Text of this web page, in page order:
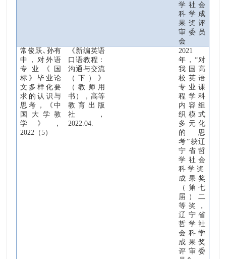
学社会
科学成
果奖评
审委员
会
常俊跃､ 孙有
中
，对外语
专业《国
标》毕业论
文多样化要
求的认识与
思考，《中
国大学教
学》，
2022 （5）
《新编英语
口语教程 ：
沟通与交流
（下 ） 》
（教师用
书 ）， 高等
教育出版
社
，
2022.04.
2021
年，“对
我国高
校英语
专业课
程学科
内容组
织模式
多元化
的思
考”获辽
宁省哲
学社会
科学奖
成果奖
（第七
届）二
等奖，
辽宁省
哲学社
会科学
成果奖
评审委